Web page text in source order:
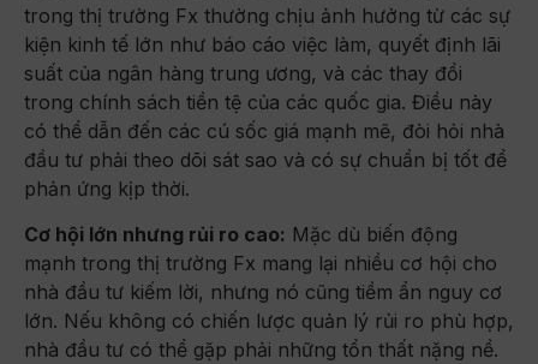
trong thị trường Fx thường chịu ảnh hưởng từ các sự
kiện kinh tế lớn như báo cáo việc làm, quyết định lãi
suất của ngân hàng trung ương, và các thay đổi
trong chính sách tiền tệ của các quốc gia. Điều này
có thể dẫn đến các cú sốc giá mạnh mẽ, đòi hỏi nhà
đầu tư phải theo dõi sát sao và có sự chuẩn bị tốt để
phản ứng kịp thời.
Cơ hội lớn nhưng rủi ro cao: Mặc dù biến động
mạnh trong thị trường Fx mang lại nhiều cơ hội cho
nhà đầu tư kiếm lời, nhưng nó cũng tiềm ẩn nguy cơ
lớn. Nếu không có chiến lược quản lý rủi ro phù hợp,
nhà đầu tư có thể gặp phải những tổn thất nặng nề.